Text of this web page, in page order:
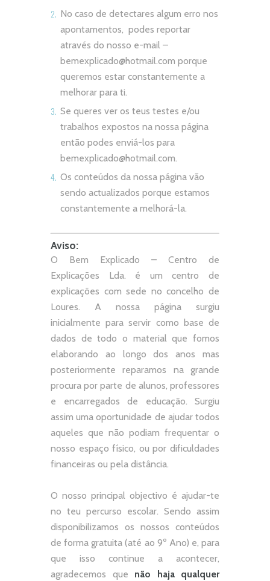
No caso de detectares algum erro nos
apontamentos, podes reportar
através do nosso e-mail –
bemexplicado@hotmail.com porque
queremos estar constantemente a
melhorar para ti.
Se queres ver os teus testes e/ou
trabalhos expostos na nossa página
então podes enviá-los para
bemexplicado@hotmail.com.
Os conteúdos da nossa página vão
sendo actualizados porque estamos
constantemente a melhorá-la.
Aviso:
O Bem Explicado – Centro de
Explicações Lda. é um centro de
explicações com sede no concelho de
Loures. A nossa página surgiu
inicialmente para servir como base de
dados de todo o material que fomos
elaborando ao longo dos anos mas
posteriormente reparamos na grande
procura por parte de alunos, professores
e encarregados de educação. Surgiu
assim uma oportunidade de ajudar todos
aqueles que não podiam frequentar o
nosso espaço físico, ou por dificuldades
financeiras ou pela distância.
O nosso principal objectivo é ajudar-te
no teu percurso escolar. Sendo assim
disponibilizamos os nossos conteúdos
de forma gratuita (até ao 9º Ano) e, para
que isso continue a acontecer,
agradecemos que não
haja qualquer